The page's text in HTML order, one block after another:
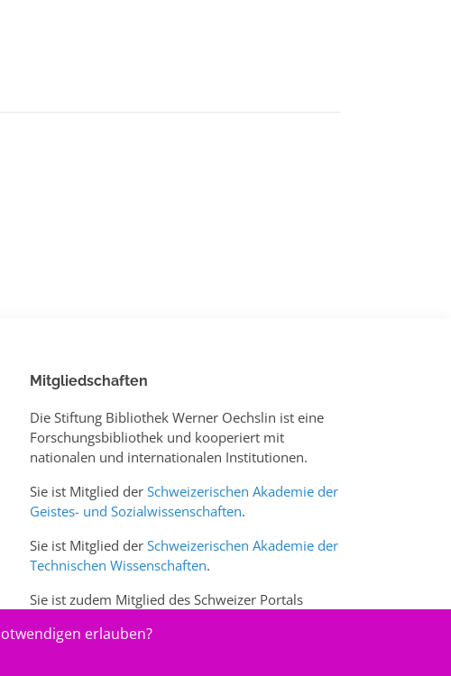
Mitgliedschaften
Die Stiftung Bibliothek Werner Oechslin ist eine
Forschungsbibliothek und kooperiert mit
nationalen und internationalen Institutionen.
Sie ist Mitglied der Schweizerischen Akademie der
Geistes- und Sozialwissenschaften.
Sie ist Mitglied der Schweizerischen Akademie der
Technischen Wissenschaften.
Sie ist zudem Mitglied des Schweizer Portals
erlauben?